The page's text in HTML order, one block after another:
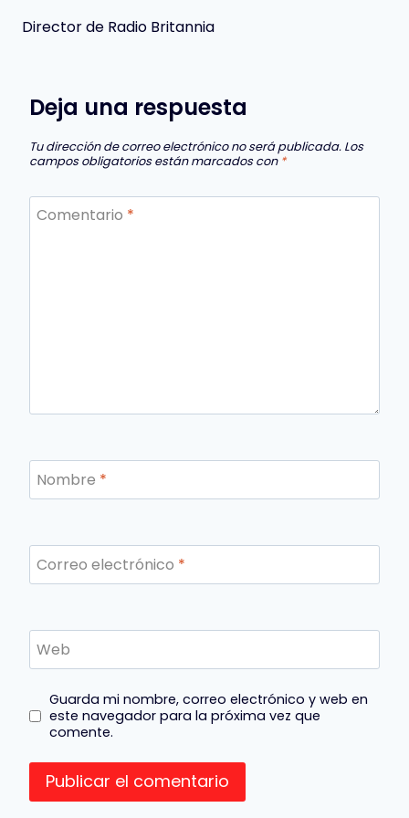
Director de Radio Britannia
Deja una respuesta
Tu dirección de correo electrónico no será publicada. Los
campos obligatorios están marcados con *
Comentario *
Nombre *
Correo electrónico *
Web
Guarda mi nombre, correo electrónico y web en
este navegador para la próxima vez que
comente.